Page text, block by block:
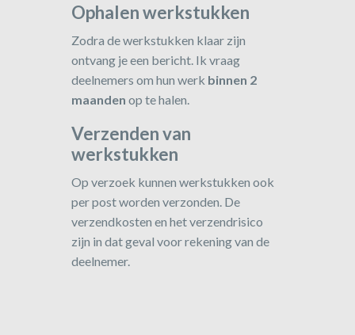
Ophalen werkstukken
Zodra de werkstukken klaar zijn
ontvang je een bericht. Ik vraag
deelnemers om hun werk binnen 2
maanden op te halen.
Verzenden van
werkstukken
Op verzoek kunnen werkstukken ook
per post worden verzonden. De
verzendkosten en het verzendrisico
zijn in dat geval voor rekening van de
deelnemer.